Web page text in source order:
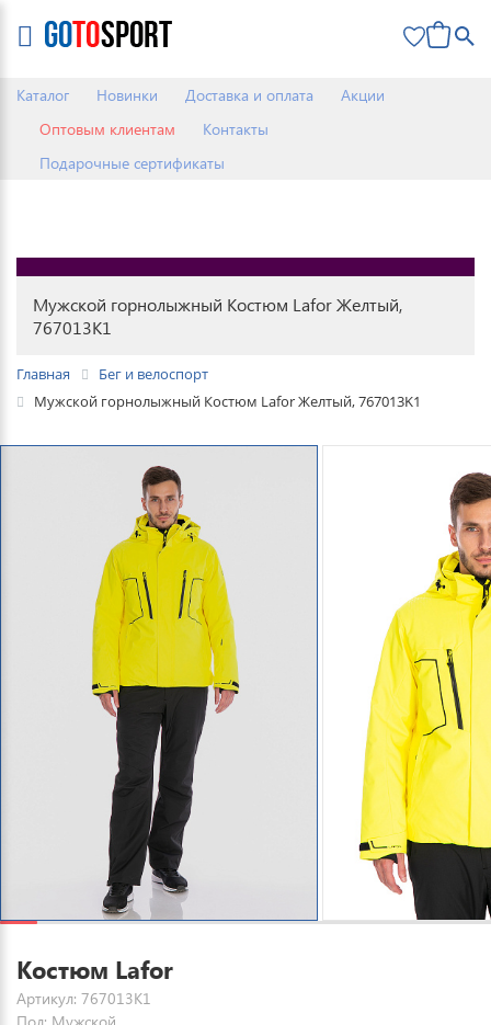
Каталог Новинки Доставка и оплата
Акции
Оптовым клиентам
Контакты
Подарочные сертификаты
0
Мужской горнолыжный Костюм Lafor Желтый,
767013K1
Главная
Бег и велоспорт
Мужской горнолыжный Костюм Lafor Желтый, 767013K1
Костюм Lafor
Артикул: 767013K1